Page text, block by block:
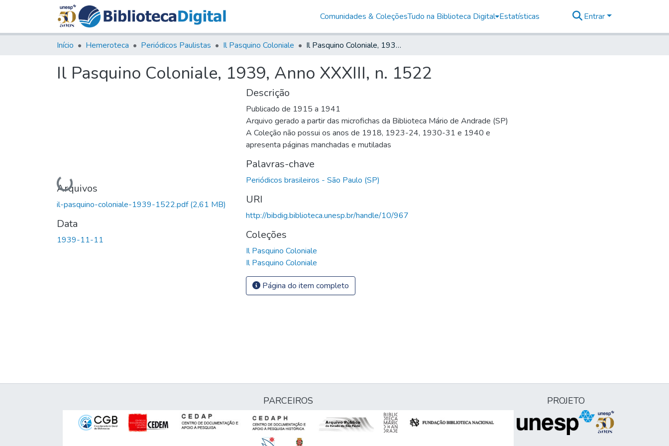
Comunidades & ColeçõesTudo na Biblioteca Digital Estatísticas Entrar
Início Hemeroteca Periódicos Paulistas Il Pasquino Coloniale Il Pasquino Coloniale, 1939, Anno XXXIII, n. 1522
Il Pasquino Coloniale, 1939, Anno XXXIII, n. 1522
Carregando...
Arquivos
il-pasquino-coloniale-1939-1522.pdf(2,61 MB)
Data
1939-11-11
Descrição
Publicado de 1915 a 1941
Arquivo gerado a partir das microfichas da Biblioteca Mário de Andrade (SP)
A Coleção não possui os anos de 1918, 1923-24, 1930-31 e 1940 e
apresenta páginas manchadas e mutiladas
Palavras-chave
Periódicos brasileiros - São Paulo (SP)
URI
http://bibdig.biblioteca.unesp.br/handle/10/967
Coleções
Il Pasquino Coloniale
Il Pasquino Coloniale
Página do item completo
PARCEIROS PROJETO